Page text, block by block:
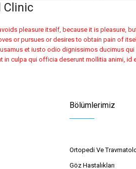
Clinic
pleasure itself, because it is pleasure,
or pursues or desires to obtain pain of
et iusto odio dignissimos ducimus
in culpa qui officia deserunt mollitia animi, id
Bölümlerimiz
Ortopedi Ve
Göz Hastalıkları